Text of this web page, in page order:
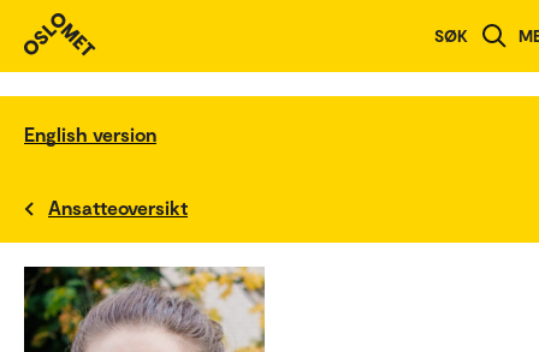
SØK
English version
Ansatteoversikt